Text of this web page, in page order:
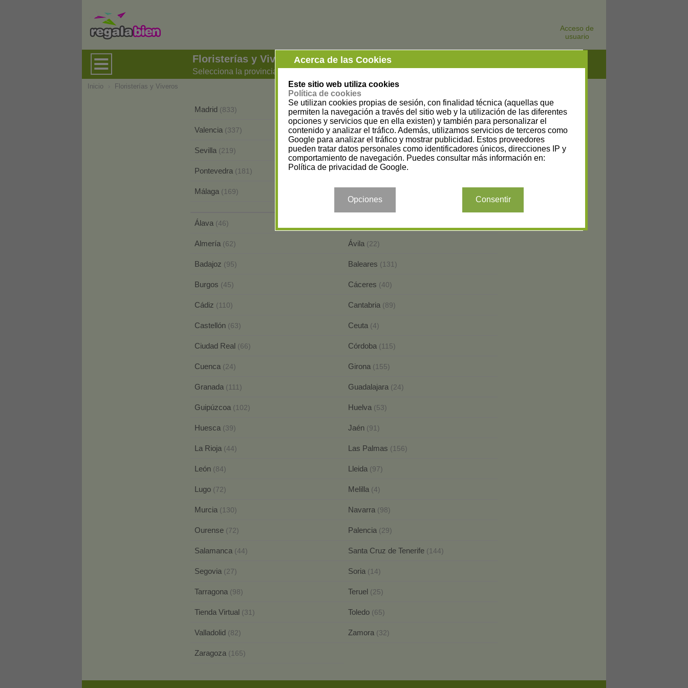
Acceso de
usuario
Floristerías y Viveros
Selecciona la provincia
Acerca de las Cookies
Este sitio web utiliza cookies
Política de cookies
Se utilizan cookies propias de sesión, con finalidad técnica (aquellas que
permiten la navegación a través del sitio web y la utilización de las diferentes
opciones y servicios que en ella existen) y también para personalizar el
contenido y analizar el tráfico. Además, utilizamos servicios de terceros como
Google para analizar el tráfico y mostrar publicidad. Estos proveedores
pueden tratar datos personales como identificadores únicos, direcciones IP y
comportamiento de navegación. Puedes consultar más información en:
Política de privacidad de Google.
Opciones Consentir
Inicio Floristerías y Viveros
Madrid (833) Barcelona(813)
Valencia (337) A Coruña(246)
Sevilla (219) Alicante(217)
Pontevedra (181) Asturias (174)
Málaga (169)
Álava (46)
Almería (62) Ávila (22)
Badajoz (95) Baleares (131)
Burgos (45) Cáceres (40)
Cádiz (110) Cantabria (89)
Castellón (63) Ceuta (4)
Ciudad Real (66) Córdoba (115)
Cuenca (24) Girona (155)
Granada (111) Guadalajara (24)
Guipúzcoa (102) Huelva (53)
Huesca (39) Jaén (91)
La Rioja (44) Las Palmas (156)
León (84) Lleida (97)
Lugo (72) Melilla (4)
Murcia (130) Navarra (98)
Ourense (72) Palencia (29)
Salamanca (44) Santa Cruz de Tenerife (144)
Segovia (27) Soria (14)
Tarragona (98) Teruel (25)
Tienda Virtual (31) Toledo (65)
Valladolid (82) Zamora (32)
Zaragoza (165)